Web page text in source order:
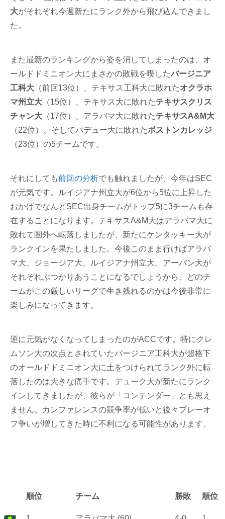
大がそれぞれ今週新たにランク外から飛び込んできまし
た。
また最新のランキングから姿を消してしまったのは、オ
ールドドミニオン大にまさかの敗戦を喫したバージニア
工科大 （前回13位）、テキサス工科大に敗れたオクラホ
マ州立大 （15位）、テキサス大に敗れたテキサスクリス
チャン大 （17位）、アラバマ大に敗れたテキサスA&M大
（22位）、そしてパデュー大に敗れたボストンカレッジ
（23位）の5チームです。
それにしても前回の分析でも触れましたが、今年はSEC
が元気です。ルイジアナ州立大が6位から5位に上昇した
おかげでなんとSEC出身チームがトップ5に3チームも存
在することになります。テキサスA&M大はアラバマ大に
敗れて圏外へ転落しましたが、新たにケンタッキー大が
ランクインを果たしました。今後このまま行けばアラバ
マ大、ジョージア大、ルイジアナ州立大、アーバン大が
それぞれぶつかりあうことになるでしょうから、どのチ
ームがこの厳しいリーグで生き残れるのかは今後非常に
楽しみになってきます。
逆に元気がなくなってしまったのがACCです。特にクレ
ムソン大の次点とされていたバージニア工科大が超格下
のオールドドミニオン大に土をつけられてランク外に転
落したのは大きな痛手です。デューク大が新たにランク
インしてきましたが、彼らが「コンテンダー」とも思え
ません。カンファレンスの競争率が低いと後々プレーオ
フ争いが増してきた時に不利になる可能性があります。
順位 チーム 勝敗 順位